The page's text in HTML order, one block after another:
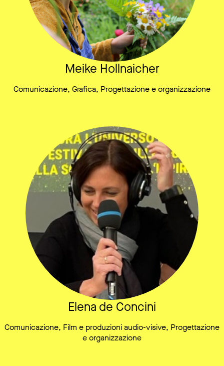
Meike Hollnaicher
Comunicazione, Grafica, Progettazione e organizzazione
Elena de Concini
Comunicazione, Film e produzioni audio-visive, Progettazione
e organizzazione